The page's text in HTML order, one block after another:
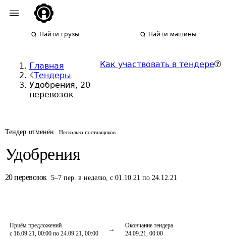
Найти грузы Найти машины
Главная
Тендеры
Удобрения, 20
перевозок
Как участвовать в тендере
Тендер отменён Несколько поставщиков
Удобрения
20 перевозок 5–7 пер. в неделю, с 01.10.21 по 24.12.21
Приём предложений
с 16.09.21, 00:00 по 24.09.21, 00:00
Окончание тендера
24.09.21, 00:00